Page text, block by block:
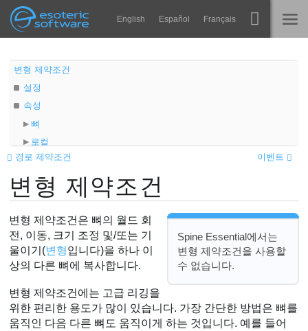
Esoteric Software
Navigation English Español Français
홈
블로그
포럼
연락처
Spine
런타임
FAQ
평가판 사용
구매
Main Content
변형 제약조건
설정
속성
뼈
로컬
상대
타깃
오프셋
매치
믹스
동영상
이벤트
경로 제약조건
변형 제약조건
Spine Essential에서는
변형 제약조건을 사용할
수 없습니다.
변형 제약조건은 뼈의 월드 회
전, 이동, 크기 조정 및/또는 기
울이기(변형입니다)을 하나 이
상의 다른 뼈에 복사합니다.
변형 제약조건에는 고급 리깅을
위한 편리한 용도가 많이 있습니다. 가장 간단한 방법은 뼈를
움직인 다음 다른 뼈도 움직이게 하는 것입니다. 예를 들어